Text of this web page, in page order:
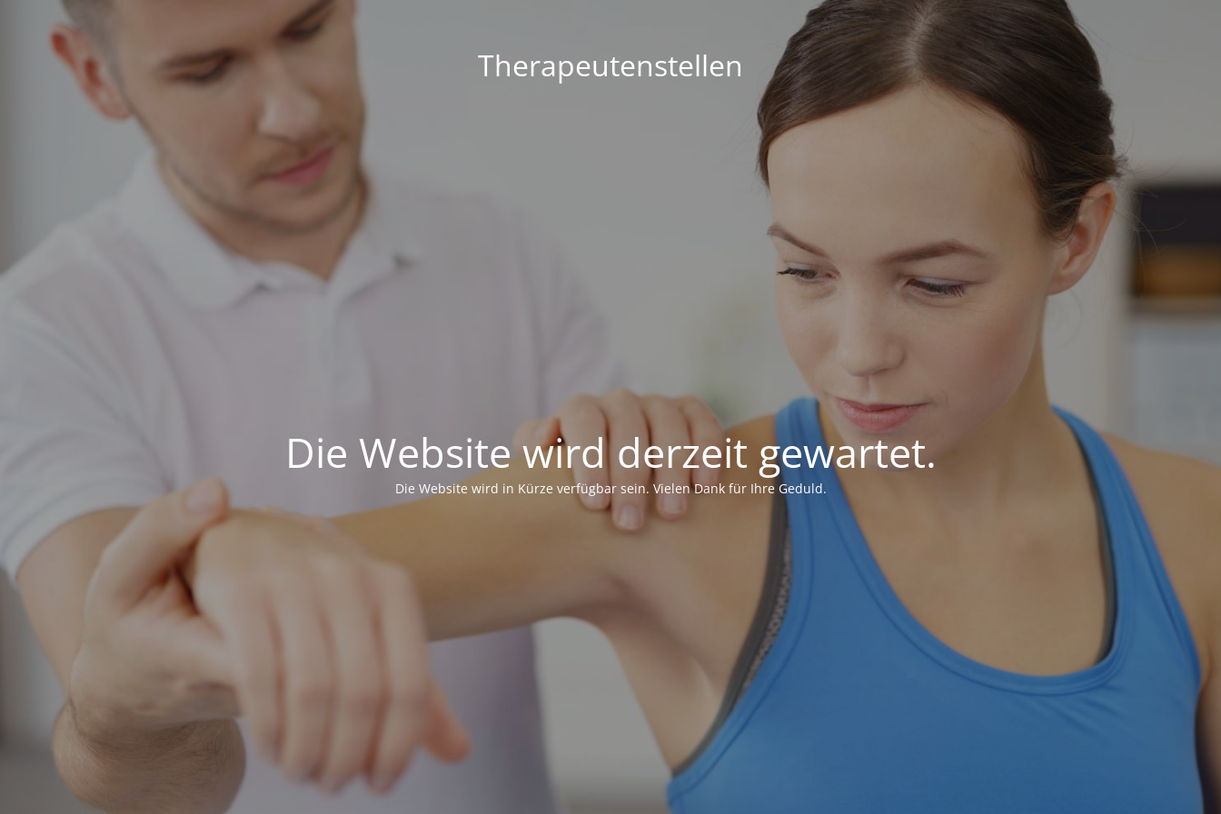
Therapeutenstellen
Die Website wird derzeit gewartet.
Die Website wird in Kürze verfügbar sein. Vielen Dank für Ihre Geduld.